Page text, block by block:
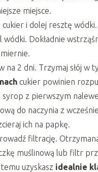
miejsce.
cukier i dolej resztę wódki.
wódki. Dokładnie
na 2 dni. Trzymaj słój w
cukier powinien
syrop z pierwszym
do naczynia z
ich na papkę.
filtrację.
muślinową lub filtr
uzyskasz idealnie